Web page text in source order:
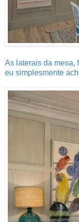
As laterais da mesa,
eu simplesmente